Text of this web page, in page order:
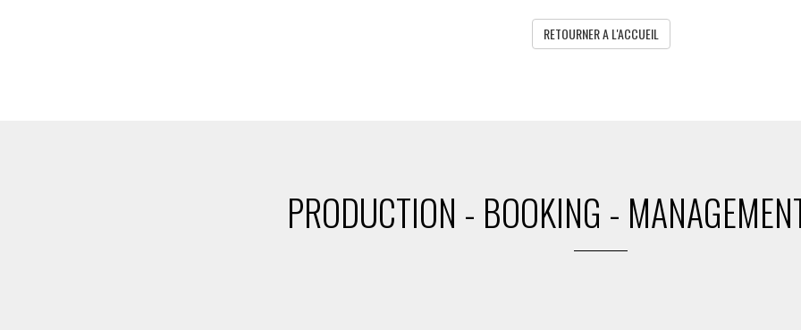
RETOURNER A L'ACCUEIL
PRODUCTION - BOOKING -